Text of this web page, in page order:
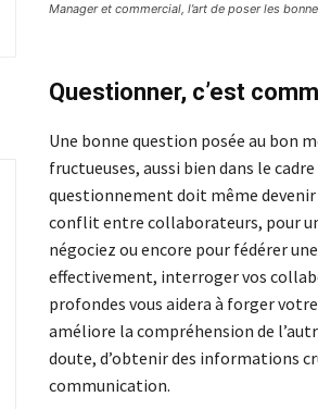
Manager et commercial, l’art de poser les
Questionner, c’est
Une bonne question posée au bon
fructueuses, aussi bien dans le
questionnement doit même
conflit entre collaborateurs, pour
négociez ou encore pour fédérer
effectivement, interroger vos
profondes vous aidera à forger
améliore la compréhension de
doute, d’obtenir des informations
communication.